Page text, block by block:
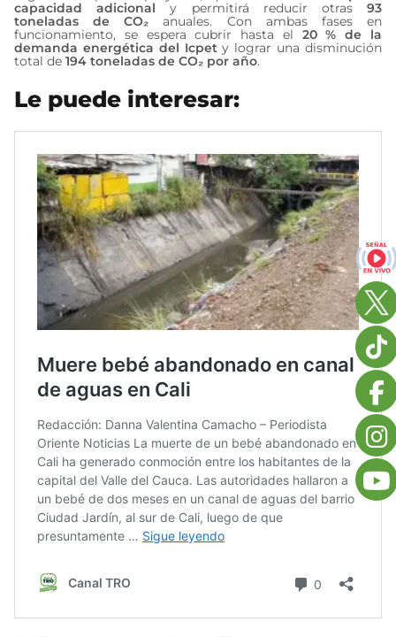
capacidad adicional y permitirá reducir otras 93
toneladas de CO₂ anuales. Con ambas fases en
funcionamiento, se espera cubrir hasta el 20 % de la
demanda energética del Icpety lograr una disminución
total de194 toneladas de CO₂ por año.
Le puede interesar: